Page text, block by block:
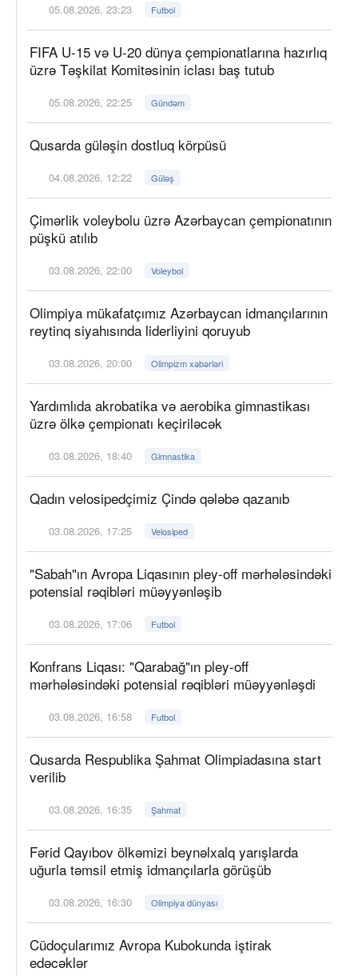
05.08.2026, 23:23 Futbol
FIFA U-15 və U-20 dünya çempionatlarına hazırlıq
üzrə Təşkilat Komitəsinin iclası baş tutub
05.08.2026, 22:25 Gündəm
Qusarda güləşin dostluq körpüsü
04.08.2026, 12:22 Güləş
Çimərlik voleybolu üzrə Azərbaycan çempionatının
püşkü atılıb
03.08.2026, 22:00 Voleybol
Olimpiya mükafatçımız Azərbaycan idmançılarının
reytinq siyahısında liderliyini qoruyub
03.08.2026, 20:00 Olimpizm xəbərləri
Yardımlıda akrobatika və aerobika gimnastikası
üzrə ölkə çempionatı keçiriləcək
03.08.2026, 18:40 Gimnastika
Qadın velosipedçimiz Çində qələbə qazanıb
03.08.2026, 17:25 Velosiped
"Sabah"ın Avropa Liqasının pley-off mərhələsindəki
potensial rəqibləri müəyyənləşib
03.08.2026, 17:06 Futbol
Konfrans Liqası: "Qarabağ"ın pley-off
mərhələsindəki potensial rəqibləri müəyyənləşdi
03.08.2026, 16:58 Futbol
Qusarda Respublika Şahmat Olimpiadasına start
verilib
03.08.2026, 16:35 Şahmat
Fərid Qayıbov ölkəmizi beynəlxalq yarışlarda
uğurla təmsil etmiş idmançılarla görüşüb
03.08.2026, 16:30 Olimpiya dünyası
Cüdoçularımız Avropa Kubokunda iştirak
edəcəklər